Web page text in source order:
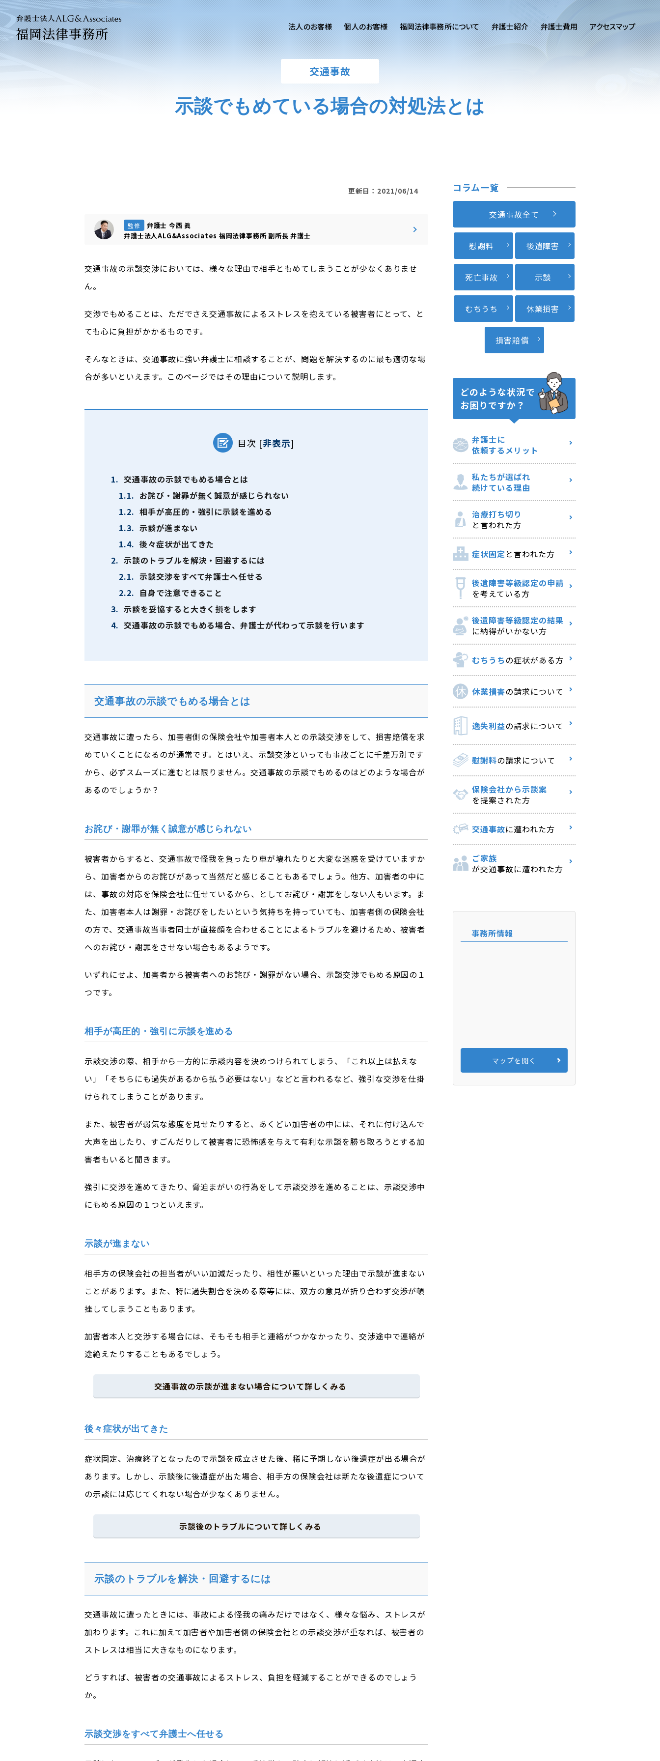
福岡法律事務所 法人のお客様
法人のお客様ご相談
労務専用サイト
個人のお客様
個人のお客様ご相談
離婚問題 刑事事件
福岡法律事務所について 弁護士紹介 弁護士費用 アクセスマップ
交通事故
示談でもめている場合の対処法とは
更新日：2021/06/14
監修
弁護士 今西 眞
弁護士法人ALG&Associates 福岡法律事務所副所長 弁護士
交通事故の示談交渉においては、様々な理由で相手ともめてしまうことが少なくありませ
ん。
交渉でもめることは、ただでさえ交通事故によるストレスを抱えている被害者にとって、と
ても心に負担がかかるものです。
そんなときは、交通事故に強い弁護士に相談することが、問題を解決するのに最も適切な場
合が多いといえます。このページではその理由について説明します。
目次 [非表示]
1. 交通事故の示談でもめる場合とは
1.1. お詫び・謝罪が無く誠意が感じられない
1.2. 相手が高圧的・強引に示談を進める
1.3. 示談が進まない
1.4. 後々症状が出てきた
2. 示談のトラブルを解決・回避するには
2.1. 示談交渉をすべて弁護士へ任せる
2.2. 自身で注意できること
3. 示談を妥協すると大きく損をします
4. 交通事故の示談でもめる場合、弁護士が代わって示談を行います
交通事故の示談でもめる場合とは
交通事故に遭ったら、加害者側の保険会社や加害者本人との示談交渉をして、損害賠償を求
めていくことになるのが通常です。とはいえ、示談交渉といっても事故ごとに千差万別です
から、必ずスムーズに進むとは限りません。交通事故の示談でもめるのはどのような場合が
あるのでしょうか？
お詫び・謝罪が無く誠意が感じられない
被害者からすると、交通事故で怪我を負ったり車が壊れたりと大変な迷惑を受けていますか
ら、加害者からのお詫びがあって当然だと感じることもあるでしょう。他方、加害者の中に
は、事故の対応を保険会社に任せているから、としてお詫び・謝罪をしない人もいます。ま
た、加害者本人は謝罪・お詫びをしたいという気持ちを持っていても、加害者側の保険会社
の方で、交通事故当事者同士が直接顔を合わせることによるトラブルを避けるため、被害者
へのお詫び・謝罪をさせない場合もあるようです。
いずれにせよ、加害者から被害者へのお詫び・謝罪がない場合、示談交渉でもめる原因の１
つです。
相手が高圧的・強引に示談を進める
示談交渉の際、相手から一方的に示談内容を決めつけられてしまう、「これ以上は払えな
い」「そちらにも過失があるから払う必要はない」などと言われるなど、強引な交渉を仕掛
けられてしまうことがあります。
また、被害者が弱気な態度を見せたりすると、あくどい加害者の中には、それに付け込んで
大声を出したり、すごんだりして被害者に恐怖感を与えて有利な示談を勝ち取ろうとする加
害者もいると聞きます。
強引に交渉を進めてきたり、脅迫まがいの行為をして示談交渉を進めることは、示談交渉中
にもめる原因の１つといえます。
示談が進まない
相手方の保険会社の担当者がいい加減だったり、相性が悪いといった理由で示談が進まない
ことがあります。また、特に過失割合を決める際等には、双方の意見が折り合わず交渉が頓
挫してしまうこともあります。
加害者本人と交渉する場合には、そもそも相手と連絡がつかなかったり、交渉途中で連絡が
途絶えたりすることもあるでしょう。
交通事故の示談が進まない場合について詳しくみる
後々症状が出てきた
症状固定、治療終了となったので示談を成立させた後、稀に予期しない後遺症が出る場合が
あります。しかし、示談後に後遺症が出た場合、相手方の保険会社は新たな後遺症について
の示談には応じてくれない場合が少なくありません。
示談後のトラブルについて詳しくみる
示談のトラブルを解決・回避するには
交通事故に遭ったときには、事故による怪我の痛みだけではなく、様々な悩み、ストレスが
加わります。これに加えて加害者や加害者側の保険会社との示談交渉が重なれば、被害者の
ストレスは相当に大きなものになります。
どうすれば、被害者の交通事故によるストレス、負担を軽減することができるのでしょう
か。
示談交渉をすべて弁護士へ任せる
コラム一覧
交通事故全て
慰謝料 後遺障害
死亡事故 示談
むちうち 休業損害
損害賠償
どのような状況で
お困りですか？
弁護士に
依頼するメリット
私たちが選ばれ
続けている理由
治療打ち切り
と言われた方
症状固定と言われた方
後遺障害等級認定の申請
を考えている方
後遺障害等級認定の結果
に納得がいかない方
むちうちの症状がある方
休業損害の請求について
逸失利益の請求について
慰謝料の請求について
保険会社から示談案
を提案された方
交通事故に遭われた方
ご家族
が交通事故に遭われた方
事務所情報
マップを開く